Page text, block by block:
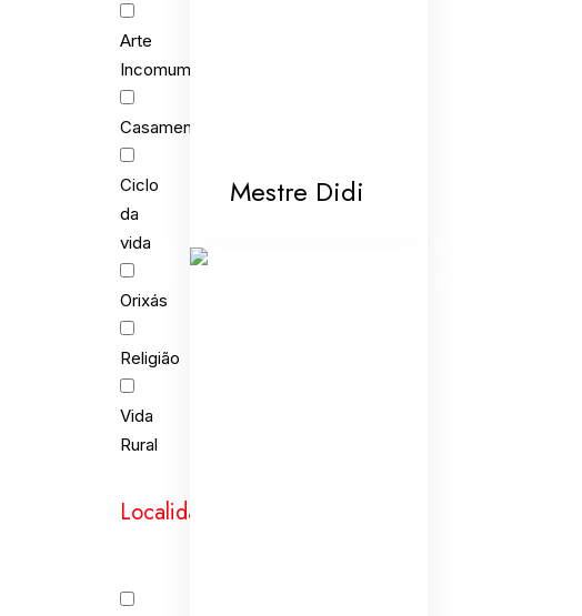
Arte
Incomum
Casamento
Ciclo
da
vida
Orixás
Religião
Vida
Rural
Localidades
Mestre Didi